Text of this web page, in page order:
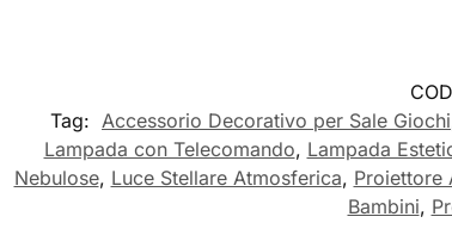
Tag: Accessorio Decorativo per Sale Giochi
Lampada con Telecomando, Lampada
Nebulose, Luce Stellare Atmosferica, Proiettore
Bambini,